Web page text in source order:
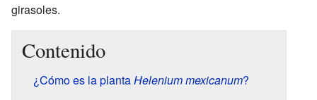
girasoles.
Contenido
¿Cómo es la plantaHelenium mexicanum?